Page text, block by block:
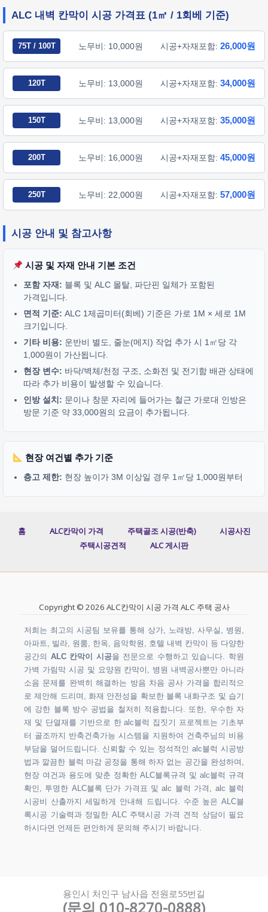
ALC 내벽 칸막이 시공 가격표 (1㎡ / 1회베 기준)
75T / 100T 노무비: 10,000원 시공+자재포함: 26,000원
120T 노무비: 13,000원 시공+자재포함: 34,000원
150T 노무비: 13,000원 시공+자재포함: 35,000원
200T 노무비: 16,000원 시공+자재포함: 45,000원
250T 노무비: 22,000원 시공+자재포함: 57,000원
시공 안내 및 참고사항
시공 및 자재 안내 기본 조건
포함 자재: 블록 및 ALC 몰탈, 파단핀 일체가 포함된
가격입니다.
면적 기준: ALC 1제곱미터(회베) 기준은 가로 1M × 세로 1M
크기입니다.
기타 비용: 운반비 별도, 줄눈(메지) 작업 추가 시 1㎡당 각
1,000원이 가산됩니다.
현장 변수: 바닥/벽체/천정 구조, 소화전 및 전기함 배관 상태에
따라 추가 비용이 발생할 수 있습니다.
인방 설치: 문이나 창문 자리에 들어가는 철근 가로대 인방은
방문 기준 약 33,000원의 요금이 추가됩니다.
현장 여건별 추가 기준
층고 제한: 현장 높이가 3M 이상일 경우 1㎡당 1,000원부터
홈 ALC칸막이 가격 주택골조 시공(반축)
시공사진
주택시공견적
ALC 게시판
Copyright © 2026 ALC칸막이 시공 가격 ALC 주택 공사
저희는 최고의 시공팀 보유를 통해 상가, 노래방, 사무실, 병원,
아파트, 빌라, 원룸, 한옥, 음악학원, 호텔 내벽 칸막이 등 다양한
공간의 ALC 칸막이 시공을 전문으로 수행하고 있습니다. 학원
가벽 가림막 시공 및 요양원 칸막이, 병원 내벽공사뿐만 아니라
소음 문제를 완벽히 해결하는 방음 차음 공사 가격을 합리적으
로 제안해 드리며, 화재 안전성을 확보한 블록 내화구조 및 습기
에 강한 블록 방수 공법을 철저히 적용합니다. 또한, 우수한 자
재 및 단열재를 기반으로 한 alc블럭 집짓기 프로젝트는 기초부
터 골조까지 반축건축가능 시스템을 지원하여 건축주님의 비용
부담을 덜어드립니다. 신뢰할 수 있는 정석적인 alc블럭 시공방
법과 깔끔한 블럭 마감 공정을 통해 하자 없는 공간을 완성하며,
현장 여건과 용도에 맞춘 정확한 ALC블록규격 및 alc블럭 규격
확인, 투명한 ALC블록 단가 가격표 및 alc 블럭 가격, alc 블럭
시공비 산출까지 세밀하게 안내해 드립니다. 수준 높은 ALC블
록시공 기술력과 정밀한 ALC 주택시공 가격 견적 상담이 필요
하시다면 언제든 편안하게 문의해 주시기 바랍니다.
용인시 처인구 남사읍 전원로55번길
(문의 010-8270-0888)